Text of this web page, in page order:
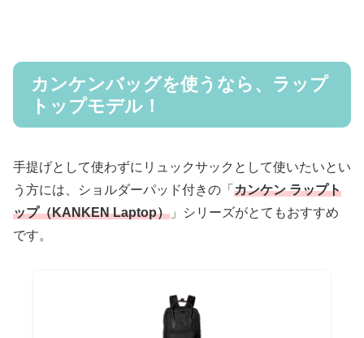
カンケンバッグを使うなら、ラップ
トップモデル！
手提げとして使わずにリュックサックとして使いたいとい
う方には、ショルダーパッド付きの「 カンケン ラップト
ップ（KANKEN Laptop） 」シリーズがとてもおすすめ
です。